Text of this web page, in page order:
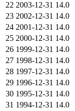
22 2003-12-31 14.0
23 2002-12-31 14.0
24 2001-12-31 14.0
25 2000-12-31 14.0
26 1999-12-31 14.0
27 1998-12-31 14.0
28 1997-12-31 14.0
29 1996-12-31 14.0
30 1995-12-31 14.0
31 1994-12-31 14.0